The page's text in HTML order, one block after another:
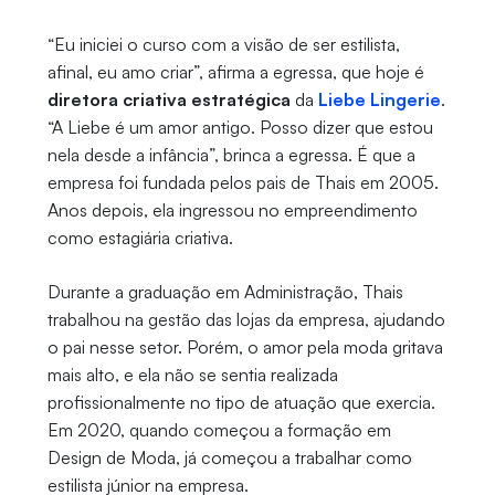
“Eu iniciei o curso com a visão de ser estilista,
afinal, eu amo criar”, afirma a egressa, que hoje é
diretora criativa estratégica da Liebe Lingerie.
“A Liebe é um amor antigo. Posso dizer que estou
nela desde a infância”, brinca a egressa. É que a
empresa foi fundada pelos pais de Thais em 2005.
Anos depois, ela ingressou no empreendimento
como estagiária criativa.
Durante a graduação em Administração, Thais
trabalhou na gestão das lojas da empresa, ajudando
o pai nesse setor. Porém, o amor pela moda gritava
mais alto, e ela não se sentia realizada
profissionalmente no tipo de atuação que exercia.
Em 2020, quando começou a formação em
Design de Moda, já começou a trabalhar como
estilista júnior na empresa.